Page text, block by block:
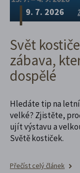
9. 7. 2026
Svět
zábava,
dospělé
Hledáte tip na
velké? Zjistěte,
ujít výstavu a
Světě kostiček.
Přečíst celý článek